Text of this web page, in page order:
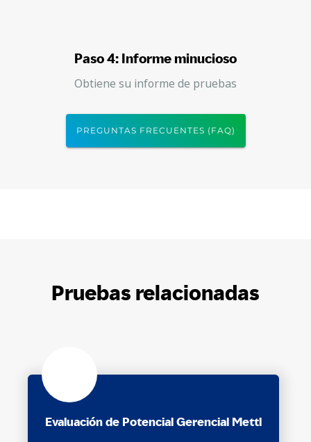
Paso 4: Informe minucioso
Obtiene su informe de pruebas
PREGUNTAS FRECUENTES (FAQ)
Pruebas relacionadas
Evaluación de Potencial Gerencial Mettl